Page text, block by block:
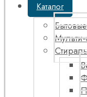
Каталог